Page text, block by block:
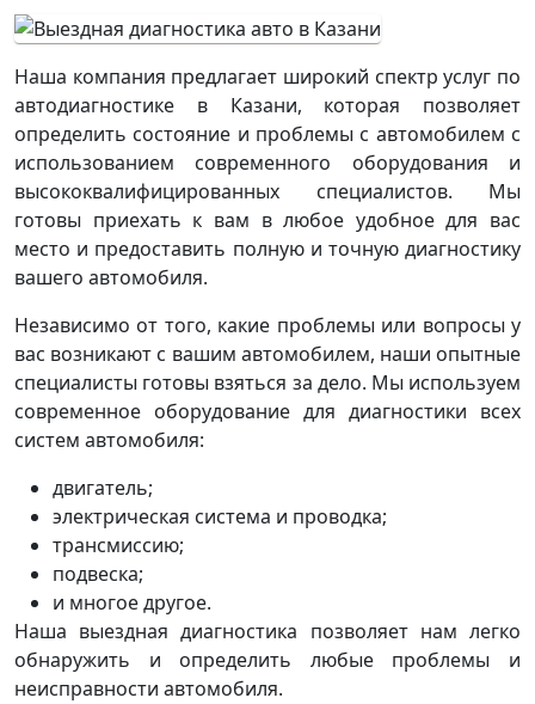
Наша компания предлагает широкий спектр услуг по
автодиагностике в Казани, которая позволяет
определить состояние и проблемы с автомобилем с
использованием современного оборудования и
высококвалифицированных специалистов. Мы
готовы приехать к вам в любое удобное для вас
место и предоставить полную и точную диагностику
вашего автомобиля.
Независимо от того, какие проблемы или вопросы у
вас возникают с вашим автомобилем, наши опытные
специалисты готовы взяться за дело. Мы используем
современное оборудование для диагностики всех
систем автомобиля:
двигатель;
электрическая система и проводка;
трансмиссию;
подвеска;
и многое другое.
Наша выездная диагностика позволяет нам легко
обнаружить и определить любые проблемы и
неисправности автомобиля.